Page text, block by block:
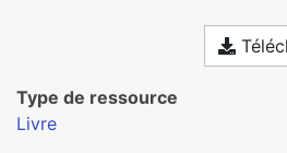
Type de ressource
Livre